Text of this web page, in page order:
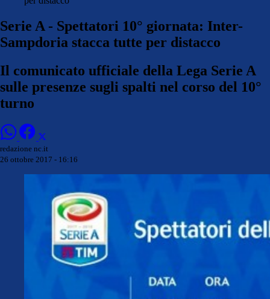
Serie A - Spettatori 10° giornata: Inter-
Sampdoria stacca tutte per distacco
Il comunicato ufficiale della Lega Serie A
sulle presenze sugli spalti nel corso del 10°
turno
redazione nc.it
26 ottobre 2017 - 16:16